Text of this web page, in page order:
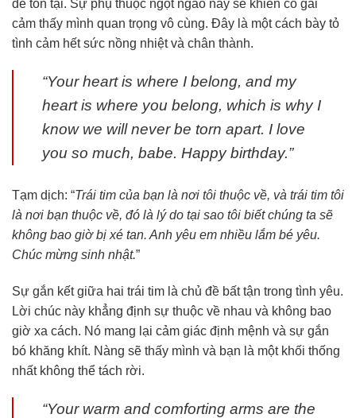
để tồn tại. Sự phụ thuộc ngọt ngào này sẽ khiến cô gái
cảm thấy mình quan trọng vô cùng. Đây là một cách bày tỏ
tình cảm hết sức nồng nhiệt và chân thành.
“Your heart is where I belong, and my
heart is where you belong, which is why I
know we will never be torn apart. I love
you so much, babe. Happy birthday.”
Tạm dịch: “Trái tim của bạn là nơi tôi thuộc về, và trái tim tôi
là nơi bạn thuộc về, đó là lý do tại sao tôi biết chúng ta sẽ
không bao giờ bị xé tan. Anh yêu em nhiều lắm bé yêu.
Chúc mừng sinh nhật.”
Sự gắn kết giữa hai trái tim là chủ đề bất tận trong tình yêu.
Lời chúc này khẳng định sự thuộc về nhau và không bao
giờ xa cách. Nó mang lại cảm giác định mệnh và sự gắn
bó khăng khít. Nàng sẽ thấy mình và bạn là một khối thống
nhất không thể tách rời.
“Your warm and comforting arms are the